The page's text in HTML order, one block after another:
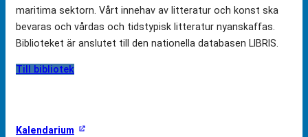
maritima sektorn. Vårt innehav av litteratur och konst ska
bevaras och vårdas och tidstypisk litteratur nyanskaffas.
Biblioteket är anslutet till den nationella databasen LIBRIS.
Till bibliotek
Kalendarium